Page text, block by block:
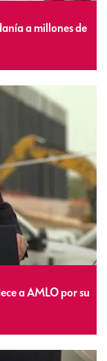
a millones de
a AMLO por su